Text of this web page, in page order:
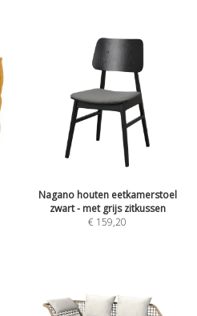
Nagano houten eetkamerstoel
zwart - met grijs zitkussen
€ 159,20